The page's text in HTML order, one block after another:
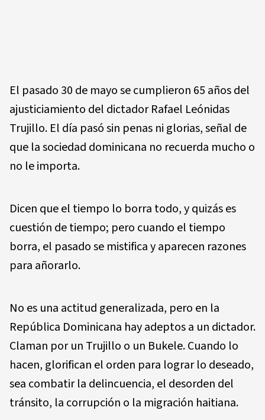
El pasado 30 de mayo se cumplieron 65 años del
ajusticiamiento del dictador Rafael Leónidas
Trujillo. El día pasó sin penas ni glorias, señal de
que la sociedad dominicana no recuerda mucho o
no le importa.
Dicen que el tiempo lo borra todo, y quizás es
cuestión de tiempo; pero cuando el tiempo
borra, el pasado se mistifica y aparecen razones
para añorarlo.
No es una actitud generalizada, pero en la
República Dominicana hay adeptos a un dictador.
Claman por un Trujillo o un Bukele. Cuando lo
hacen, glorifican el orden para lograr lo deseado,
sea combatir la delincuencia, el desorden del
tránsito, la corrupción o la migración haitiana.